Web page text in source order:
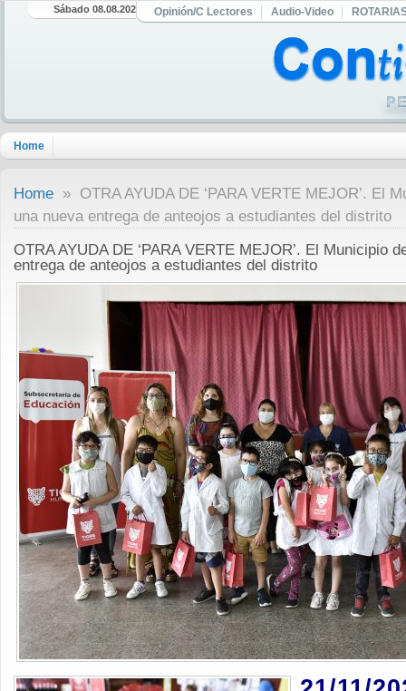
Sábado 08.08.2026 Opinión/C Lectores Audio-Video
Home
Home » OTRA AYUDA DE ‘PARA VERTE MEJOR’. El
una nueva entrega de anteojos a estudiantes del distrito
OTRA AYUDA DE ‘PARA VERTE MEJOR’. El Municipio
entrega de anteojos a estudiantes del distrito